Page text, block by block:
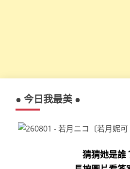
● 今日我最美 ●
猜猜她是誰